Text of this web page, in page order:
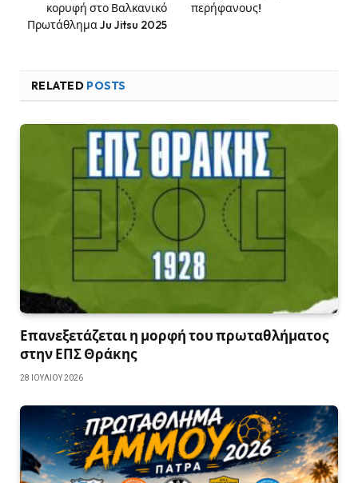
κορυφή στο Βαλκανικό
Πρωτάθλημα Ju Jitsu 2025
περήφανους!
RELATED POSTS
Επανεξετάζεται η μορφή του πρωταθλήματος
στην ΕΠΣ Θράκης
28 ΙΟΥΛΊΟΥ 2026